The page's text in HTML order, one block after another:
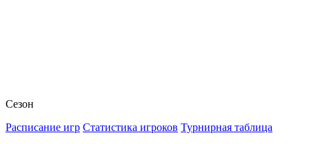
Сезон
Расписание игр Статистика игроков Турнирная таблица